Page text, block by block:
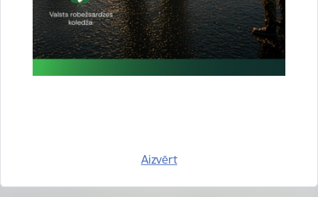
Aizvērt
Vai šī informācija bija noderīga?